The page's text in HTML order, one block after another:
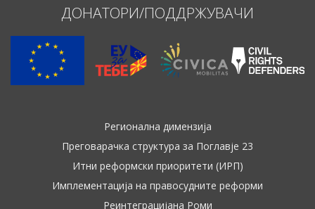
ДОНАТОРИ/ПОДДРЖУВАЧИ
Регионална димензија
Преговарачка структура за Поглавје 23
Итни реформски приоритети (ИРП)
Имплементација на правосудните реформи
Реинтеграцијана Роми